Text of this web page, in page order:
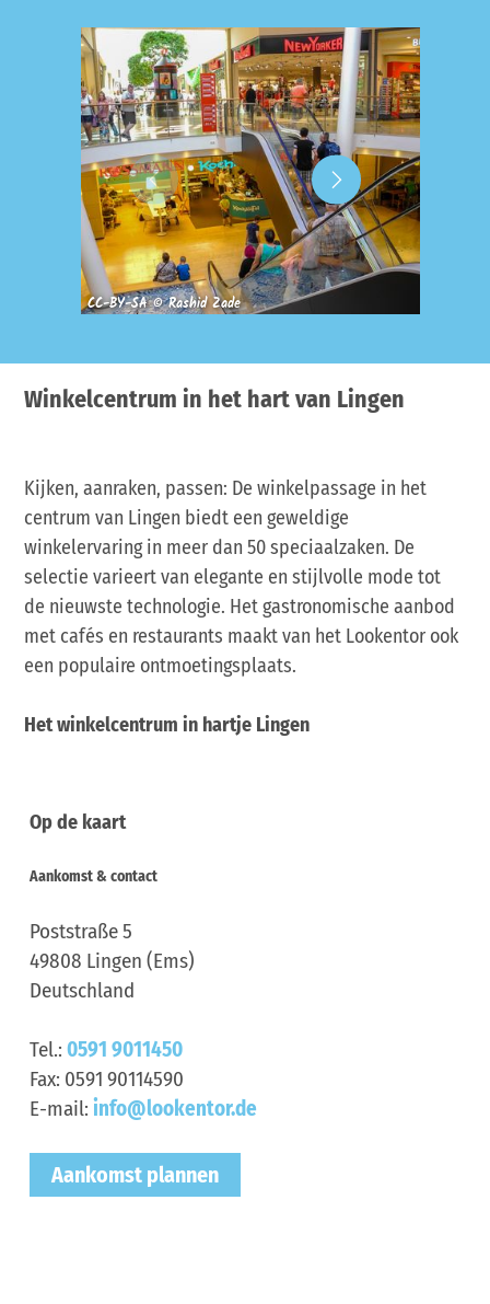
CC-BY-SA © Rashid Zade
Winkelcentrum in het hart van Lingen
Kijken, aanraken, passen: De winkelpassage in het
centrum van Lingen biedt een geweldige
winkelervaring in meer dan 50 speciaalzaken. De
selectie varieert van elegante en stijlvolle mode tot
de nieuwste technologie. Het gastronomische aanbod
met cafés en restaurants maakt van het Lookentor ook
een populaire ontmoetingsplaats.
Het winkelcentrum in hartje Lingen
Op de kaart
Aankomst & contact
Poststraße 5
49808 Lingen (Ems)
Deutschland
Tel.: 0591 9011450
Fax: 0591 90114590
E-mail: info@lookentor.de
Aankomst plannen